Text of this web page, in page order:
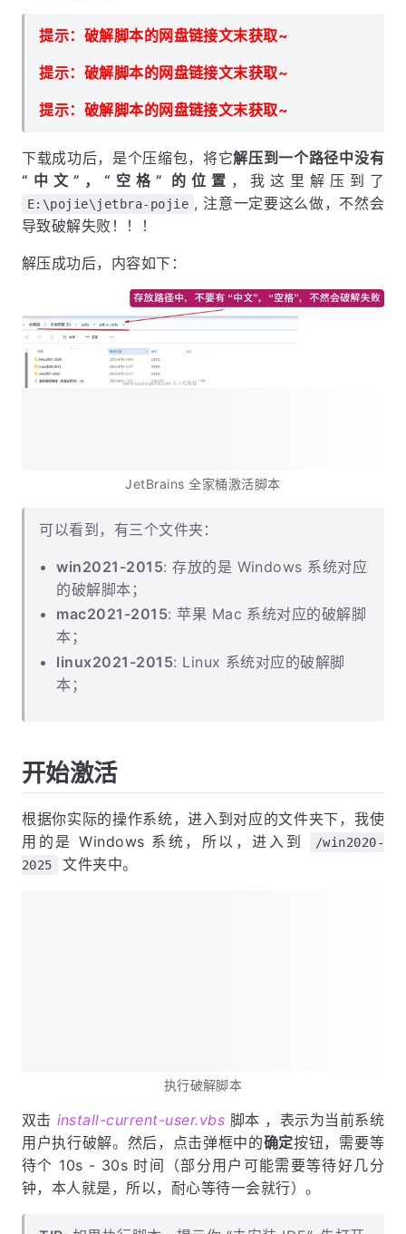
提示：破解脚本的网盘链接文末获取~
提示：破解脚本的网盘链接文末获取~
提示：破解脚本的网盘链接文末获取~
下载成功后，是个压缩包，将它解压到一个路径中没有
“中文”，“空格” 的位置 ，我这里解压到了
E:\pojie\jetbra-pojie , 注意一定要这么做，不然会
导致破解失败！！！
解压成功后，内容如下：
JetBrains 全家桶激活脚本
可以看到，有三个文件夹：
win2021-2015: 存放的是 Windows 系统对应
的破解脚本；
mac2021-2015: 苹果 Mac 系统对应的破解脚
本；
linux2021-2015: Linux 系统对应的破解脚
本；
开始激活
根据你实际的操作系统，进入到对应的文件夹下，我使
用的是 Windows 系统，所以，进入到
/win2020-
2025
文件夹中。
执行破解脚本
双击 install-current-user.vbs 脚本 ，表示为当前系统
用户执行破解。然后，点击弹框中的确定按钮，需要等
待个 10s - 30s 时间（部分用户可能需要等待好几分
钟，本人就是，所以，耐心等待一会就行）。